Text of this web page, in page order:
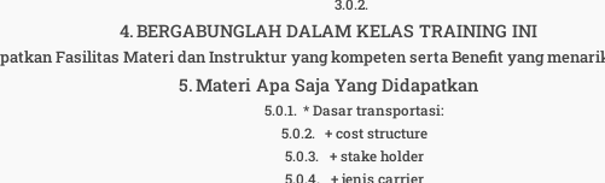
BERGABUNGLAH DALAM KELAS TRAINING INI
Fasilitas Materi dan Instruktur yang kompeten serta Benefit yang
Materi Apa Saja Yang Didapatkan
* Dasar transportasi:
+ cost structure
+ stake holder
+ jenis carrier